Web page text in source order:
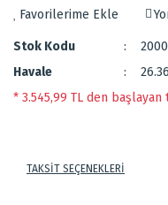
Stok Kodu
Havale
* 3.545,99 TL den
TAKSİT SEÇENEKLERİ